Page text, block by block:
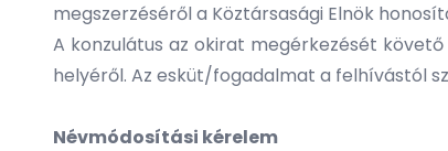
megszerzéséről a Köztársasági Elnök
A konzulátus az okirat megérkezését
helyéről. Az esküt/fogadalmat a felhívástól
Névmódosítási kérelem